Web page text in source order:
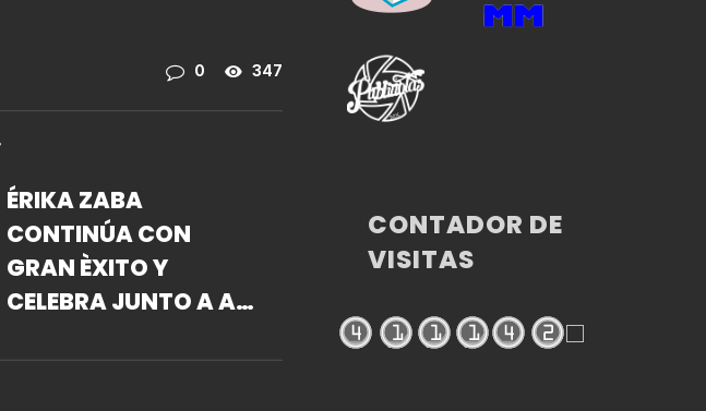
0 347
ÉRIKA ZABA
CONTINÚA CON
GRAN ÈXITO Y
CELEBRA JUNTO A ARI
SOCIO CLAUDIO
CONTADOR DE
VISITAS